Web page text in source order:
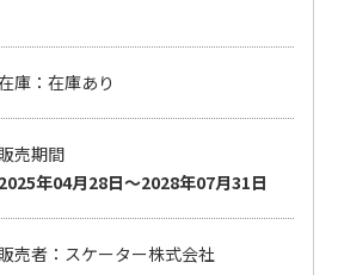
庫：在庫あり
販売期間
2025年04月28日～2028年07月31日
販売者：スケーター株式会社